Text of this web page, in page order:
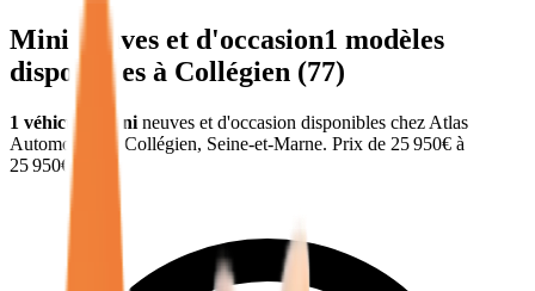
Mini neuves et d'occasion1 modèles
disponibles à Collégien (77)
1 véhicules mini neuves et d'occasion disponibles chez Atlas
Automobiles
à Collégien, Seine-et-Marne. Prix de 25 950€ à
25 950€.